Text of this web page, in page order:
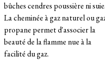
bûches cendres poussière ni suie.
La cheminée à gaz naturel ou
propane permet d'associer la
beauté de la flamme nue à la
facilité du gaz.